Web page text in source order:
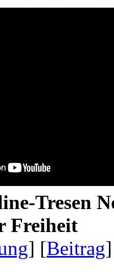
Tresen
Freiheit
] [Beitrag